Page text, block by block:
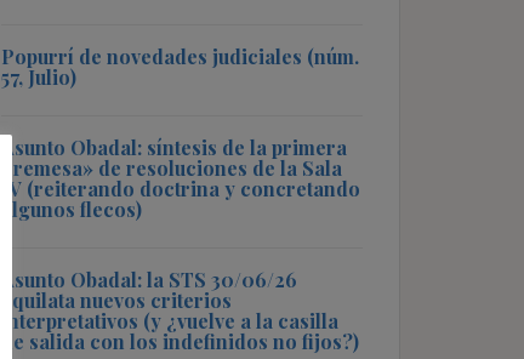
Popurrí de novedades judiciales (núm.
57, Julio)
Asunto Obadal: síntesis de la primera
«remesa» de resoluciones de la Sala
IV (reiterando doctrina y concretando
algunos flecos)
Asunto Obadal: la STS 30/06/26
aquilata nuevos criterios
interpretativos (y ¿vuelve a la casilla
de salida con los indefinidos no fijos?)